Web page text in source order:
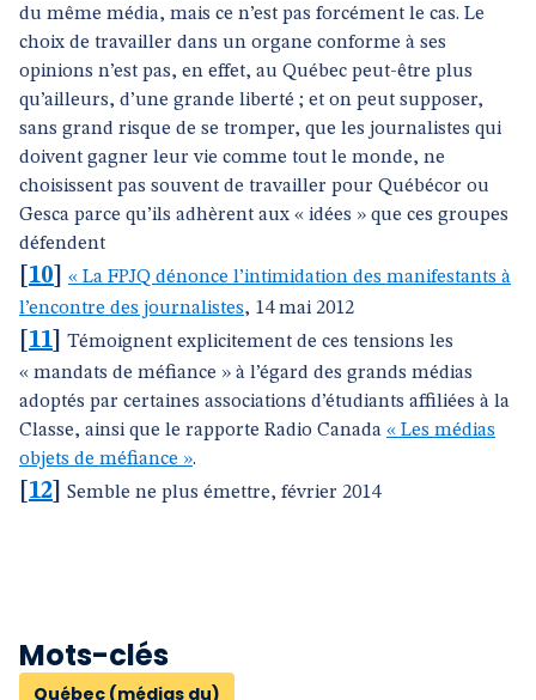
du même média, mais ce n’est pas forcément le cas. Le
choix de travailler dans un organe conforme à ses
opinions n’est pas, en effet, au Québec peut-être plus
qu’ailleurs, d’une grande liberté ; et on peut supposer,
sans grand risque de se tromper, que les journalistes qui
doivent gagner leur vie comme tout le monde, ne
choisissent pas souvent de travailler pour Québécor ou
Gesca parce qu’ils adhèrent aux « idées » que ces groupes
défendent
10
« La FPJQ dénonce l’intimidation des manifestants à
l’encontre des journalistes, 14 mai 2012
11
Témoignent explicitement de ces tensions les
« mandats de méfiance » à l’égard des grands médias
adoptés par certaines associations d’étudiants affiliées à la
Classe, ainsi que le rapporte Radio Canada « Les médias
objets de méfiance ».
12 Semble ne plus émettre, février 2014
Mots-clés
Québec (médias du)